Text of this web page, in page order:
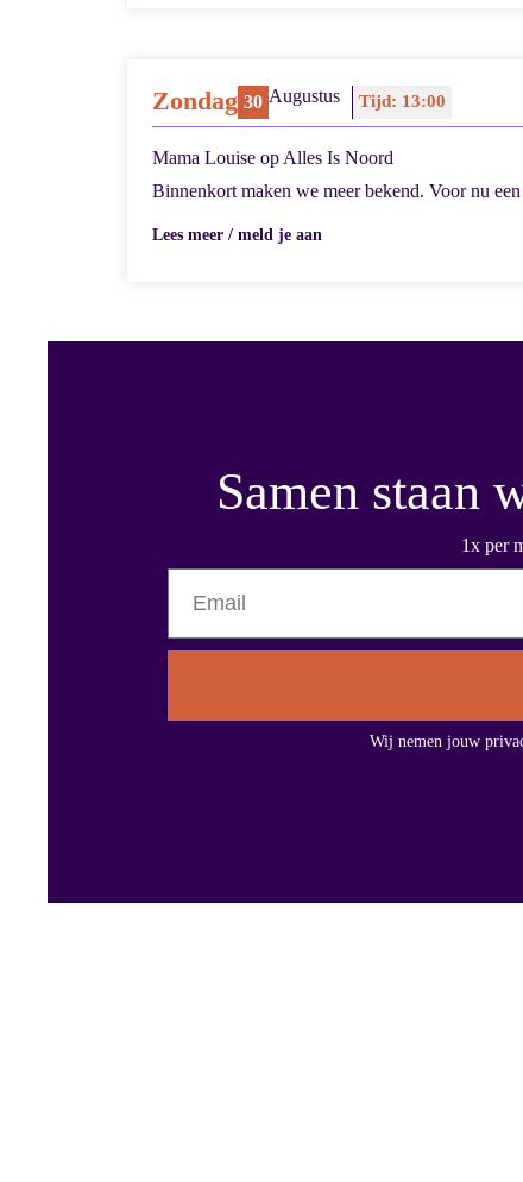
Zondag 30 Augustus Tijd: 13:00
Mama Louise op Alles Is Noord
Binnenkort maken we meer bekend. Voor nu
Lees meer / meld je aan
Samen staan
1x per
Wij nemen jouw